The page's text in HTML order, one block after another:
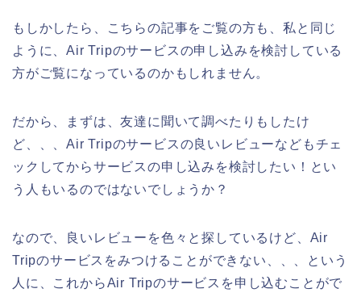
もしかしたら、こちらの記事をご覧の方も、私と同じ
ように、Air Tripのサービスの申し込みを検討している
方がご覧になっているのかもしれません。
だから、まずは、友達に聞いて調べたりもしたけ
ど、、、Air Tripのサービスの良いレビューなどもチェ
ックしてからサービスの申し込みを検討したい！とい
う人もいるのではないでしょうか？
なので、良いレビューを色々と探しているけど、Air
Tripのサービスをみつけることができない、、、という
人に、これからAir Tripのサービスを申し込むことがで